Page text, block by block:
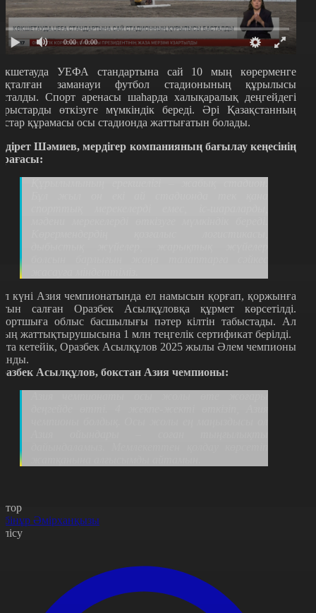
0:00 / 0:00
УЕФА стандартына сай 10 мың көрерменге
заманауи футбол стадионының құрылысы
Спорт аренасы шаһарда халықаралық деңгейдегі
өткізуге мүмкіндік береді. Әрі Қазақстанның
құрамасы осы стадионда жаттығатын болады.
ұдірет Шәмиев, мердігер компанияның бағылау кеңесінің
күні Азия чемпионатында ел намысын қорғап, қоржынға
салған Оразбек Асылқұловқа құрмет көрсетілді.
облыс басшылығы пәтер кілтін табыстады. Ал
жаттықтырушысына 1 млн теңгелік сертификат берілді.
кетейік, Оразбек Асылқұлов 2025 жылы Әлем чемпионы
ды.
Асылқұлов, бокстан Азия чемпионы:
Әмірханқызы